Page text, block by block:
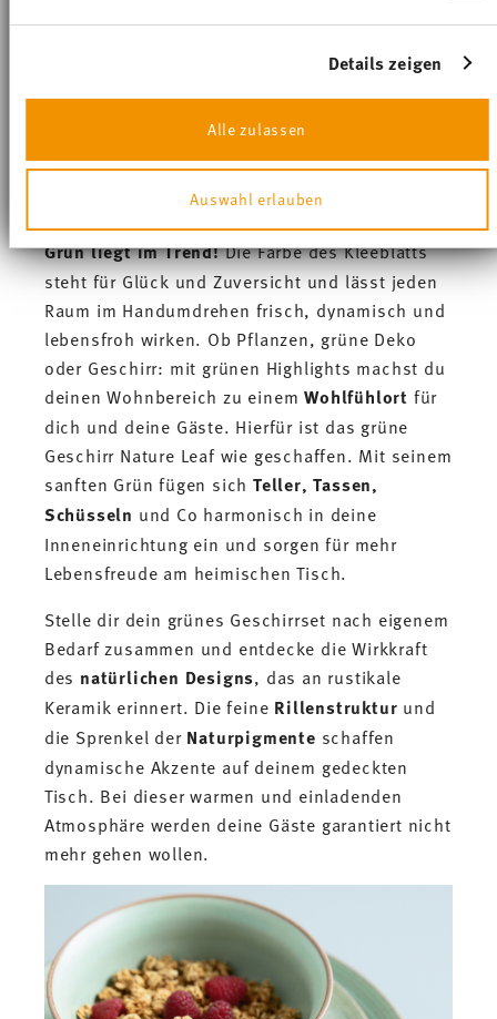
Erfahren Sie mehr darüber, wie Ihre persönlichen Daten
verarbeitet werden, und legen Sie Ihre Präferenzen im
Wir verwenden Cookies, um Inhalte und Anzeigen zu
personalisieren, Funktionen für soziale Medien
anbieten zu können und die Zugriffe auf unsere Website
Ihrer Verwendung unserer Website an unsere Partner für
soziale Medien, Werbung und Analysen weiter. Unsere
Partner führen diese Informationen möglicherweise mit
weiteren Daten zusammen, die Sie ihnen bereitgestellt
haben oder die sie im Rahmen Ihrer Nutzung der
Dienste gesammelt haben.
Details zeigen
Alle zulassen
Auswahl erlauben
harmoniert wunderbar mit
demNaturmaterial Steinzeugund sorgt so für
einen authentischenHandmade-Look
Natur pur: Die beliebte Nature-
Kollektion in natürlichem Grün
Grün liegt im Trend!Die Farbe des Kleeblatts
steht für Glück und Zuversicht und lässt jeden
Raum im Handumdrehen frisch, dynamisch und
lebensfroh wirken. Ob Pflanzen, grüne Deko
oder Geschirr: mit grünen Highlights machst du
deinen Wohnbereich zu einemWohlfühlort für
dich und deine Gäste. Hierfür ist das grüne
Geschirr Nature Leaf wie geschaffen. Mit seinem
sanften Grün fügen sichTeller,Tassen,
Schüsseln und Co harmonisch in deine
Inneneinrichtung ein und sorgen für mehr
Lebensfreude am heimischen Tisch.
Stelle dir dein grünes Geschirrset nach eigenem
Bedarf zusammen und entdecke die Wirkkraft
des natürlichen Designs, das an rustikale
Keramik erinnert. Die feine Rillenstruktur und
die Sprenkel der Naturpigmente schaffen
dynamische Akzente auf deinem gedeckten
Tisch. Bei dieser warmen und einladenden
Atmosphäre werden deine Gäste garantiert nicht
mehr gehen wollen.